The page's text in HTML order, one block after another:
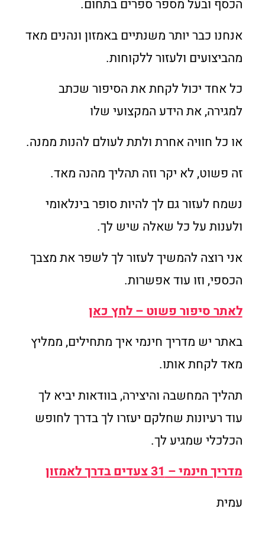
הכסף ובעל מספר ספרים בתחום.
אנחנו כבר יותר משנתיים באמזון ונהנים מאד
מהביצועים ולעזור ללקוחות.
כל אחד יכול לקחת את הסיפור שכתב
למגירה, את הידע המקצועי שלו
או כל חוויה אחרת ולתת לעולם להנות ממנה.
זה פשוט, לא יקר וזה תהליך מהנה מאד.
נשמח לעזור גם לך להיות סופר בינלאומי
ולענות על כל שאלה שיש לך.
אני רוצה להמשיך לעזור לך לשפר את מצבך
הכספי, וזו עוד אפשרות.
לאתר סיפור פשוט – לחץ כאן
באתר יש מדריך חינמי איך מתחילים, ממליץ
מאד לקחת אותו.
תהליך המחשבה והיצירה, בוודאות יביא לך
עוד רעיונות שחלקם יעזרו לך בדרך לחופש
הכלכלי שמגיע לך.
מדריך חינמי – 31 צעדים בדרך לאמזון
עמית